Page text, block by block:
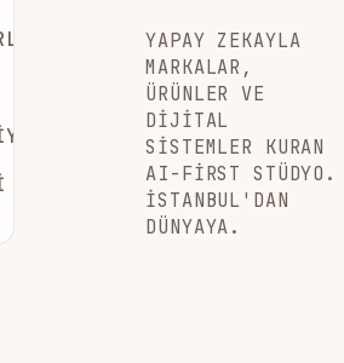
YAPAY ZEKAYLA
MARKALAR,
ÜRÜNLER VE
DIJITAL
SISTEMLER KURAN
AI-FIRST STÜDYO.
İSTANBUL'DAN
DÜNYAYA.